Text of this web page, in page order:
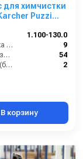
для химчистки
Puzzi
1.100-130.0
Объем бака (л):
9
Расход воздуха (л/сек):
54
Давление (бар):
2
В корзину